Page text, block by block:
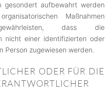
gesondert aufbewahrt werden
Maßnahmen
dass die
nicht einer identifizierten oder
Person zugewiesen werden.
ODER FÜR DIE